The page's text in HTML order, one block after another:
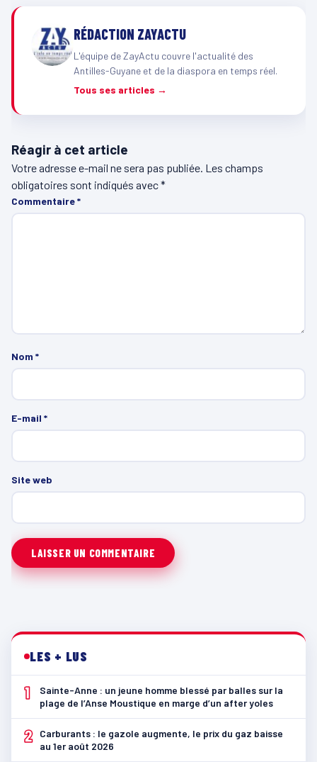
RÉDACTION ZAYACTU
L'équipe de ZayActu couvre l'actualité des
Antilles-Guyane et de la diaspora en temps réel.
Tous ses articles →
Réagir à cet article
Votre adresse e-mail ne sera pas publiée. Les champs
obligatoires sont indiqués avec*
Commentaire*
Nom *
E-mail *
Site web
LES + LUS
1
Sainte-Anne : un jeune homme blessé par balles sur la
plage de l’Anse Moustique en marge d’un after yoles
2
Carburants : le gazole augmente, le prix du gaz baisse
au 1er août 2026